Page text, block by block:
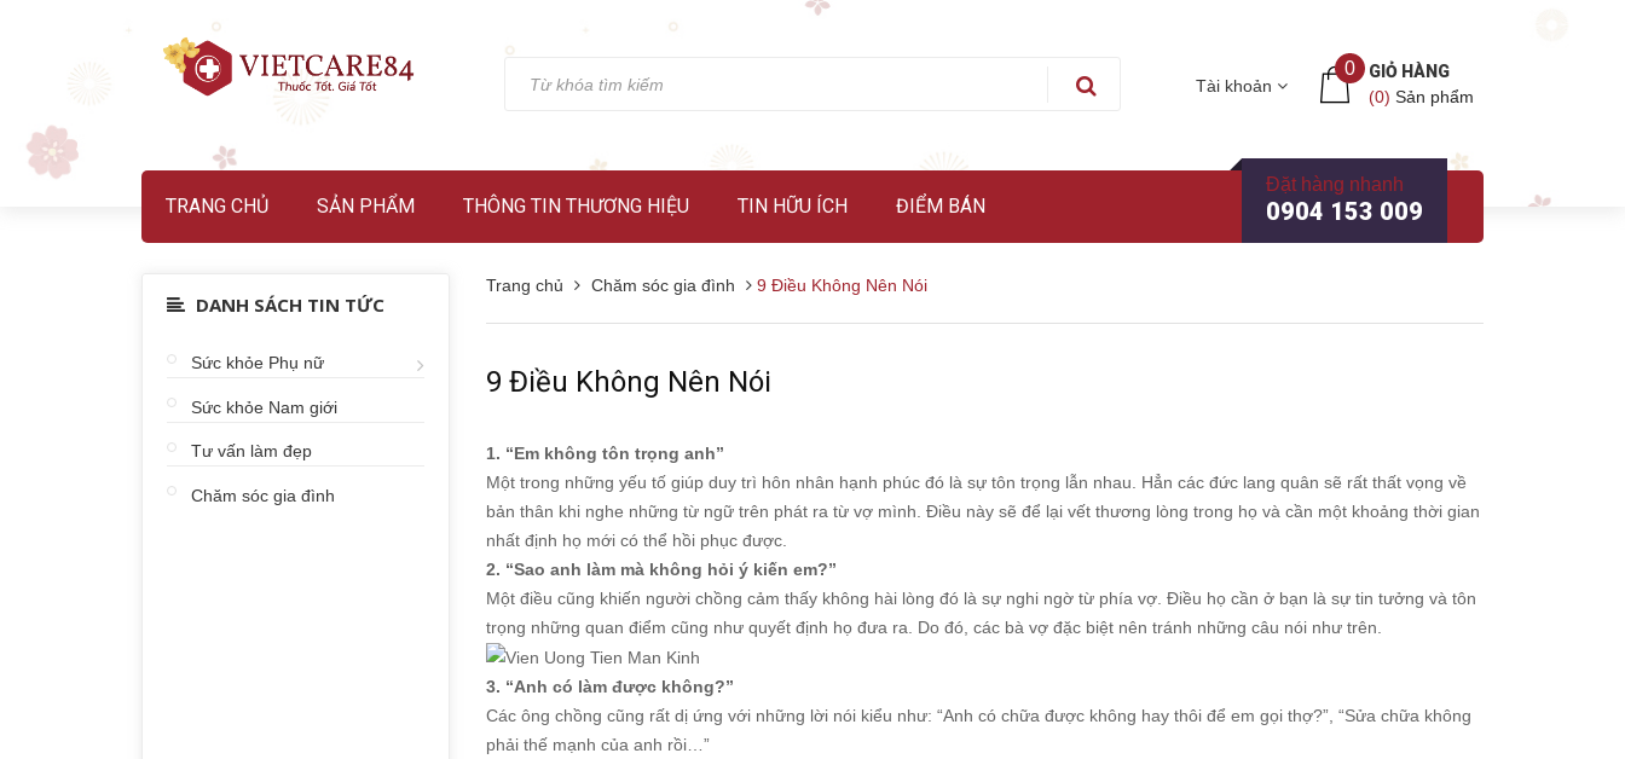
Tài khoản
0
GIỎ HÀNG
(0) Sản phẩm
TRANG CHỦ SẢN PHẨM THÔNG TIN THƯƠNG HIỆU TIN HỮU ÍCH ĐIỂM BÁN
Đặt hàng nhanh
0904 153 009
Trang chủ Chăm sóc gia đình 9 Điều Không Nên Nói
9 Điều Không Nên Nói
1. “Em không tôn trọng anh”
Một trong những yếu tố giúp duy trì hôn nhân hạnh phúc đó là sự tôn trọng lẫn nhau. Hẳn các đức lang quân sẽ rất thất vọng về
bản thân khi nghe những từ ngữ trên phát ra từ vợ mình. Điều này sẽ để lại vết thương lòng trong họ và cần một khoảng thời gian
nhất định họ mới có thể hồi phục được.
2. “Sao anh làm mà không hỏi ý kiến em?”
Một điều cũng khiến người chồng cảm thấy không hài lòng đó là sự nghi ngờ từ phía vợ. Điều họ cần ở bạn là sự tin tưởng và tôn
trọng những quan điểm cũng như quyết định họ đưa ra. Do đó, các bà vợ đặc biệt nên tránh những câu nói như trên.
3. “Anh có làm được không?”
Các ông chồng cũng rất dị ứng với những lời nói kiểu như: “Anh có chữa được không hay thôi để em gọi thợ?”, “Sửa chữa không
phải thế mạnh của anh rồi…”
DANH SÁCH TIN TỨC
Sức khỏe Phụ nữ
Sức khỏe Nam giới
Tư vấn làm đẹp
Chăm sóc gia đình